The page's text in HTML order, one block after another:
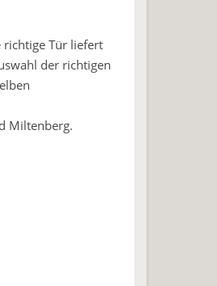
richtige Tür liefert
der richtigen
Miltenberg.